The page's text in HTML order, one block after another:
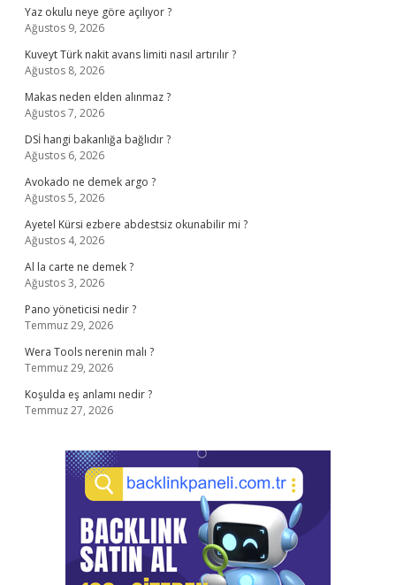
Yaz okulu neye göre açılıyor ?
Ağustos 9, 2026
Kuveyt Türk nakit avans limiti nasıl artırılır ?
Ağustos 8, 2026
Makas neden elden alınmaz ?
Ağustos 7, 2026
DSİ hangi bakanlığa bağlıdır ?
Ağustos 6, 2026
Avokado ne demek argo ?
Ağustos 5, 2026
Ayetel Kürsi ezbere abdestsiz okunabilir mi ?
Ağustos 4, 2026
Al la carte ne demek ?
Ağustos 3, 2026
Pano yöneticisi nedir ?
Temmuz 29, 2026
Wera Tools nerenin malı ?
Temmuz 29, 2026
Koşulda eş anlamı nedir ?
Temmuz 27, 2026